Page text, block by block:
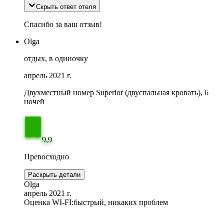
Скрыть ответ отеля
Спасибо за ваш отзыв!
Olga
отдых, в одиночку
апрель 2021 г.
Двухместный номер Superior (двуспальная кровать), 6
ночей
9,9
Превосходно
Раскрыть детали
Olga
апрель 2021 г.
Оценка WI-FI:быстрый, никаких проблем